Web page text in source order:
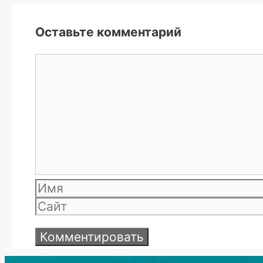
Оставьте комментарий
Имя